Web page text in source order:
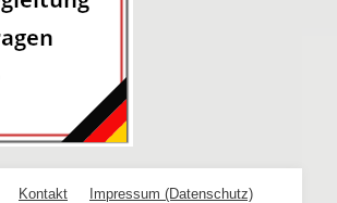
Kontakt Impressum (Datenschutz)